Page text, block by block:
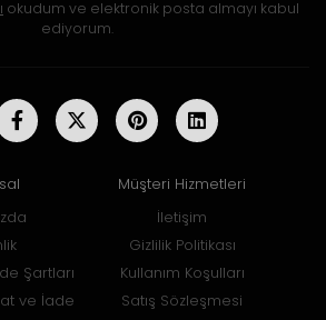
okudum ve elektronik posta almayı kabul
ediyorum.
Şartları
ve İade
Müşteri Hizmetleri
İletişim
Gizlilik Politikası
Kullanım Koşulları
Satış Sözleşmesi